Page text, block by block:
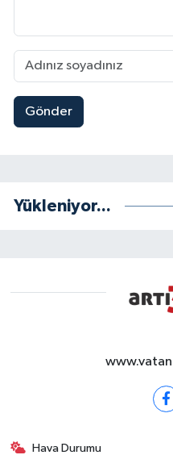
Gönder
Yükleniyor...
Hava Durumu